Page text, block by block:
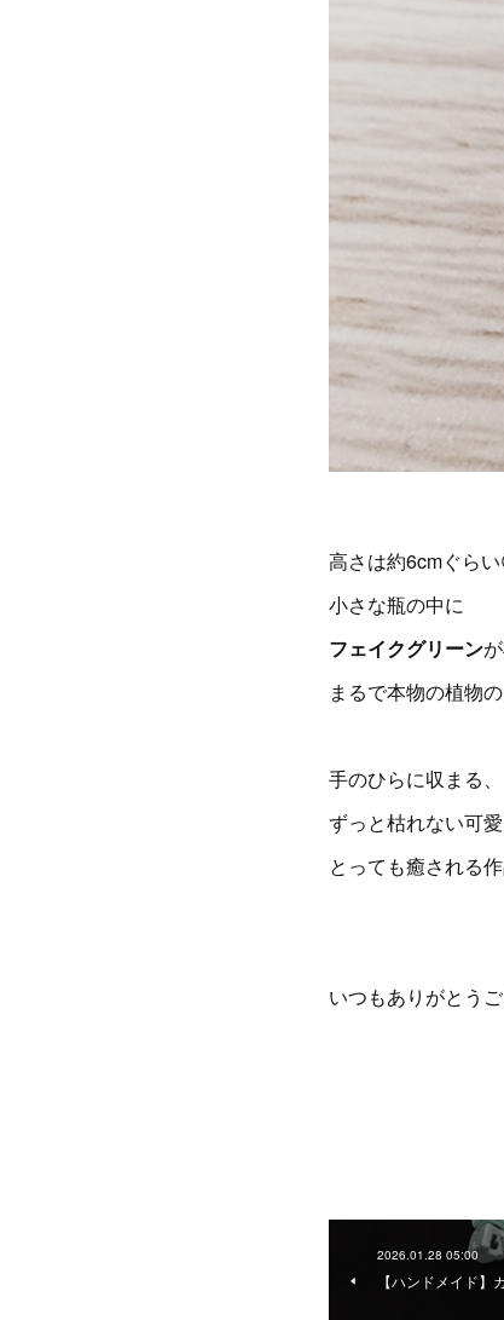
高さは約6cmぐら
小さな瓶の中に
フェイクグリーン
まるで本物の植物
手のひらに収まる、
ずっと枯れない可
とっても癒される
いつもありがとう
2026.01.28 05:00
【ハンドメイド】